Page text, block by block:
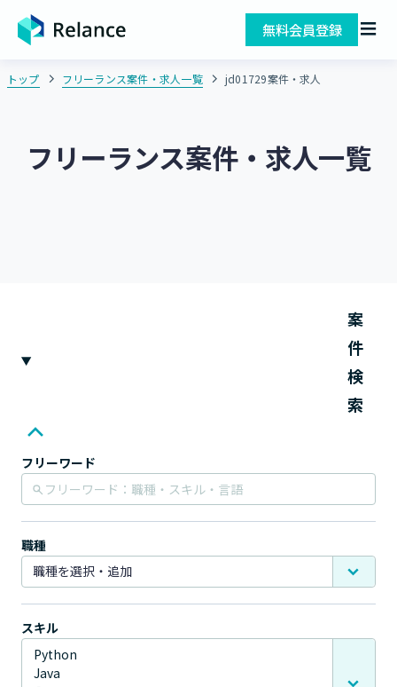
無料会員登録
トップ フリーランス案件・求人一覧 jd01729案件・求人
フリーランス案件・求人一覧
案
件
検
索
フリーワード
職種
スキル